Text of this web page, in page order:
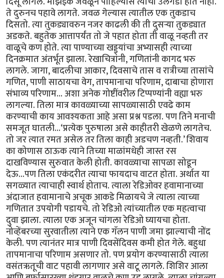
ते दुरुनच पहावे लागते. जवळ गेल्यास त्यातील एक तुकडाच
दिसतो. त्या तुकड्यावरुन नजर काढली की ती दुसर्‍या तुकड्यात
अडकते. बहुतेक आत्तापर्यंत तो जे पहात होता ती वाळू नव्हती तर
वाळूचे कण होते. त्या पाण्याच्या खड्ड्यांचा अभ्यासही त्याच्या
दिनक्रमात अंतर्भूत झाला. रेखाचित्रांनी, गणितांनी कागद भरु
लागले. जागा, बादलीचा आकार, दिवसाचे तास व रात्रीच्या तासांचे
गणित, पाणी साठायचा वेग, तापमानाचा परिणाम, दाबाचा होणारा
संभाव्य परिणाम... अशा अनेक गोष्टींवरील टिप्पण्यांनी वह्या भरु
लागल्या. तिला मात्र कावळ्याच्या सापळ्यासाठी एवढे काम
करण्याची काय आवश्यकता आहे असा प्रश्न पडला. पण तिने मनाची
समजूत घातली...‘प्रत्येक पुरुषाला असे काहीतरी खेळणे लागतेच.
तो जर त्यात रमत असेल तर तिला काही अडचण नव्हती.’ शिवाय
का कोणास ठाऊक त्याने तिच्या माळांमधेही जास्त रस
दाखविण्यास सुरुवात केली होती. कावळ्याचा सापळा सोडून
देऊ...पण तिला एकंदरीत त्याचा फायदाच वाटत होता. अर्थात या
सगळ्यात त्याचाही स्वार्थ होताच. त्याला रेडिओवर हवामानाच्या
अंदाजात हवामानाचे अचूक आकडे मिळायचे जे त्याला त्याच्या
गणितात उपयोगी पडायचे. तो रेडिओ त्यांच्यातील एक महत्वाचा
दुवा झाला. त्याला एक अजून चांगला रेडिओ घ्यायचा होता.
नोव्हेंबरच्या सुरवातीला त्याने एक गॅलन पाणी जमा झाल्याची नोंद
केली. पण त्यानंतर मात्र पाणी दिवसेंदिवस कमी होत गेले. बहुधा
तापमानाचा परिणाम असणार तो. पण प्रयोग करण्यासाठी त्याला
वसंतऋतूची वाट पहावी लागणार असे वाटू लागले. शिशिर आला